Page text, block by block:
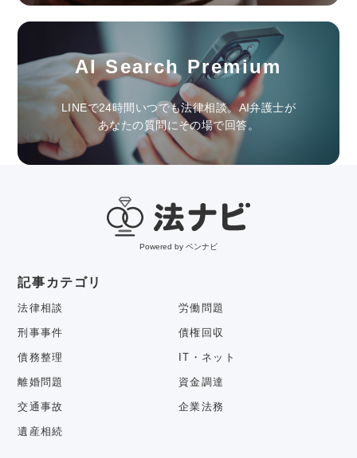
AI Search Premium
LINEで24時間いつでも法律相談。AI弁護士が
あなたの質問にその場で回答。
Powered by ベンナビ
記事カテゴリ
法律相談 労働問題
刑事事件 債権回収
債務整理 IT・ネット
離婚問題 資金調達
交通事故 企業法務
遺産相続